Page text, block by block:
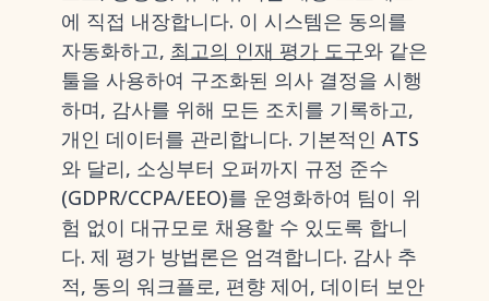
에 직접 내장합니다. 이 시스템은 동의를
자동화하고, 최고의 인재 평가 도구와 같은
툴을 사용하여 구조화된 의사 결정을 시행
하며, 감사를 위해 모든 조치를 기록하고,
개인 데이터를 관리합니다. 기본적인 ATS
와 달리, 소싱부터 오퍼까지 규정 준수
(GDPR/CCPA/EEO)를 운영화하여 팀이 위
험 없이 대규모로 채용할 수 있도록 합니
다. 제 평가 방법론은 엄격합니다. 감사 추
적, 동의 워크플로, 편향 제어, 데이터 보안